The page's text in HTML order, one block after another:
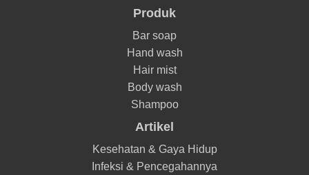
Produk
Bar soap
Hand wash
Hair mist
Body wash
Shampoo
Artikel
Kesehatan & Gaya Hidup
Infeksi & Pencegahannya